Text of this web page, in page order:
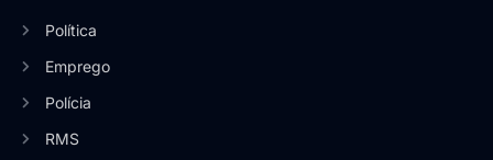
Política
Emprego
Polícia
RMS